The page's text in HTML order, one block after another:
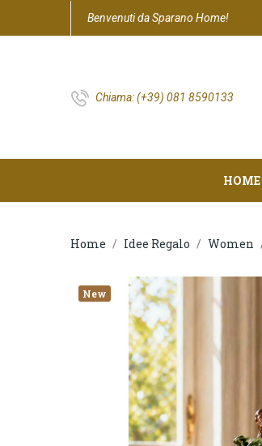
Benvenuti da Sparano Home!
Chiama:(+39) 081 8590133
HOME
Home Idee Regalo Women
New